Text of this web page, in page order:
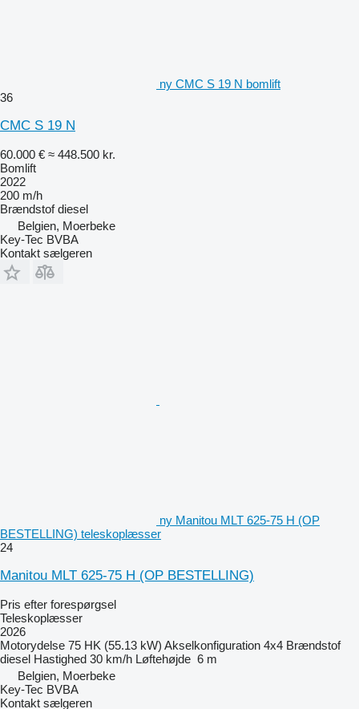
ny CMC S 19 N bomlift
36
CMC S 19 N
60.000 € ≈ 448.500 kr.
Bomlift
2022
200 m/h
Brændstof diesel
Belgien, Moerbeke
Key-Tec BVBA
Kontakt sælgeren
ny Manitou MLT 625-75 H (OP
BESTELLING) teleskoplæsser
24
Manitou MLT 625-75 H (OP BESTELLING)
Pris efter forespørgsel
Teleskoplæsser
2026
Motorydelse 75 HK (55.13 kW) Akselkonfiguration 4x4 Brændstof
diesel Hastighed 30 km/h Løftehøjde 6 m
Belgien, Moerbeke
Key-Tec BVBA
Kontakt sælgeren